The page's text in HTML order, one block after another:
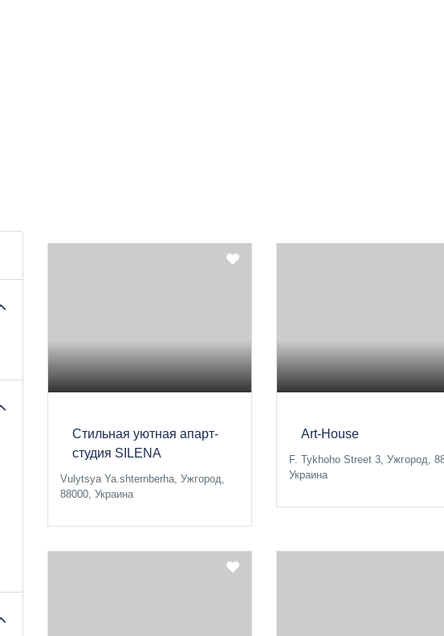
Стильная уютная апарт-
студия SILENA
Vulytsya Ya.shternberha, Ужгород,
88000, Украина
Art-House
F. Tykhoho Street 3, Ужгород,
Украина